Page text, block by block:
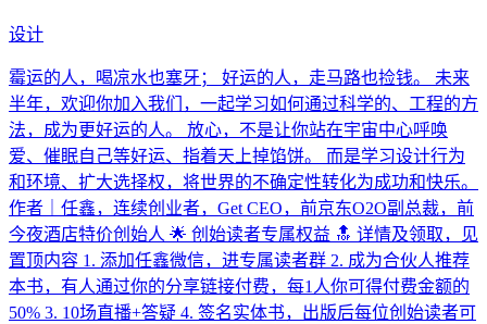
设计
霉运的人，喝凉水也塞牙； 好运的人，走马路也捡钱。 未来
半年，欢迎你加入我们，一起学习如何通过科学的、工程的方
法，成为更好运的人。 放心，不是让你站在宇宙中心呼唤
爱、催眠自己等好运、指着天上掉馅饼。 而是学习设计行为
和环境、扩大选择权，将世界的不确定性转化为成功和快乐。
作者｜任鑫，连续创业者，Get CEO，前京东O2O副总裁，前
今夜酒店特价创始人 🌟 创始读者专属权益 🔝 详情及领取，见
置顶内容 1. 添加任鑫微信，进专属读者群 2. 成为合伙人推荐
本书，有人通过你的分享链接付费，每1人你可得付费金额的
50% 3. 10场直播+答疑 4. 签名实体书，出版后每位创始读者可